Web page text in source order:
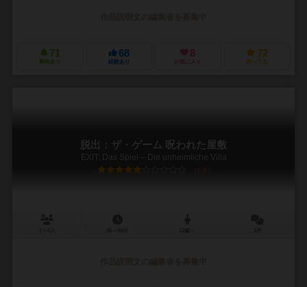
71
興味あり
68
経験あり
8
お気に入り
72
持ってる
脱出：ザ・ゲーム 呪われた屋敷
EXIT: Das Spiel – Die unheimliche Villa
5.9